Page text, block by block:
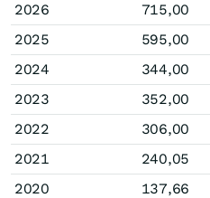
2026
715,00
2025
595,00
2024
344,00
2023
352,00
2022
306,00
2021
240,05
2020
137,66